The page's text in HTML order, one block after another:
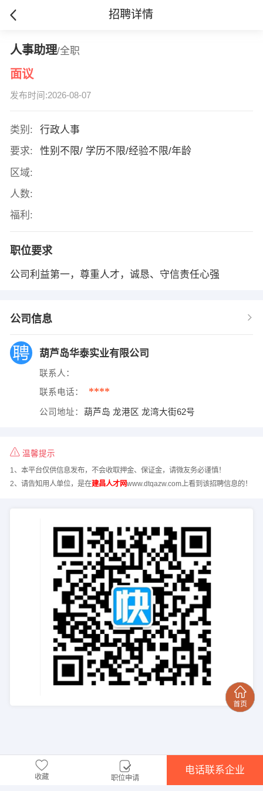
招聘详情
人事助理/全职
面议
发布时间:2026-08-07
类别:
行政人事
要求:
性别不限/ 学历不限/经验不限/年龄
区域:
人数:
福利:
职位要求
公司利益第一，尊重人才，诚恳、守信责任心强
公司信息
葫芦岛华泰实业有限公司
联系人：
联系电话： ****
公司地址： 葫芦岛 龙港区 龙湾大街62号
温馨提示
1、本平台仅供信息发布，不会收取押金、保证金，请微友务必谨慎！
2、请告知用人单位，是在建昌人才网www.dtqazw.com上看到该招聘信息的！
收藏 职位申请
电话联系企业